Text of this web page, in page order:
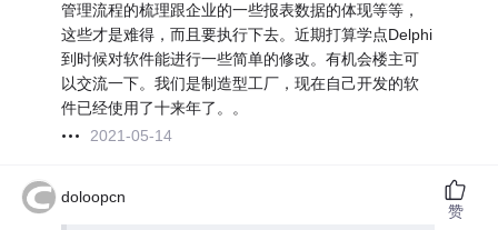
管理流程的梳理跟企业的一些报表数据的体现等等，
这些才是难得，而且要执行下去。近期打算学点Delphi
到时候对软件能进行一些简单的修改。有机会楼主可
以交流一下。我们是制造型工厂，现在自己开发的软
件已经使用了十来年了。。
2021-05-14
doloopcn
赞